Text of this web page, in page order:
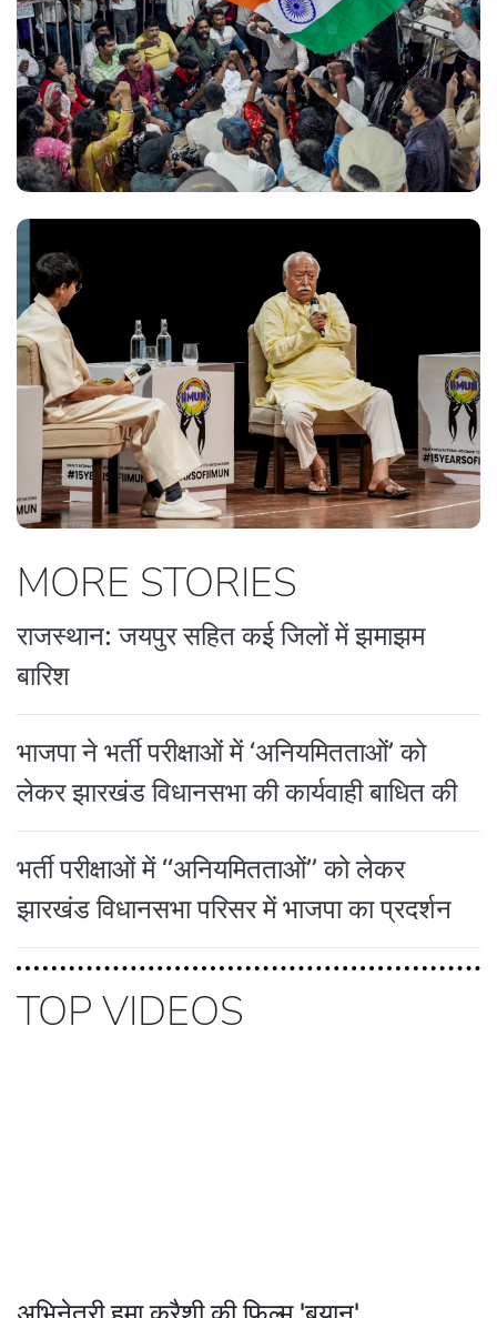
MORE STORIES
राजस्थान: जयपुर सहित कई जिलों में झमाझम
बारिश
भाजपा ने भर्ती परीक्षाओं में ‘अनियमितताओं’ को
लेकर झारखंड विधानसभा की कार्यवाही बाधित की
भर्ती परीक्षाओं में ‘‘अनियमितताओं’’ को लेकर
झारखंड विधानसभा परिसर में भाजपा का प्रदर्शन
TOP VIDEOS